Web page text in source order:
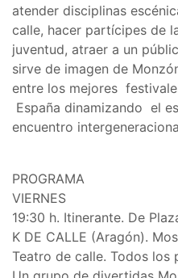
atender disciplinas
calle, hacer partícipes de
juventud, atraer a un
sirve de imagen de
entre los mejores
España dinamizando el
encuentro
PROGRAMA
VIERNES
19:30 h. Itinerante. De
K DE CALLE (Aragón).
Teatro de calle. Todos los